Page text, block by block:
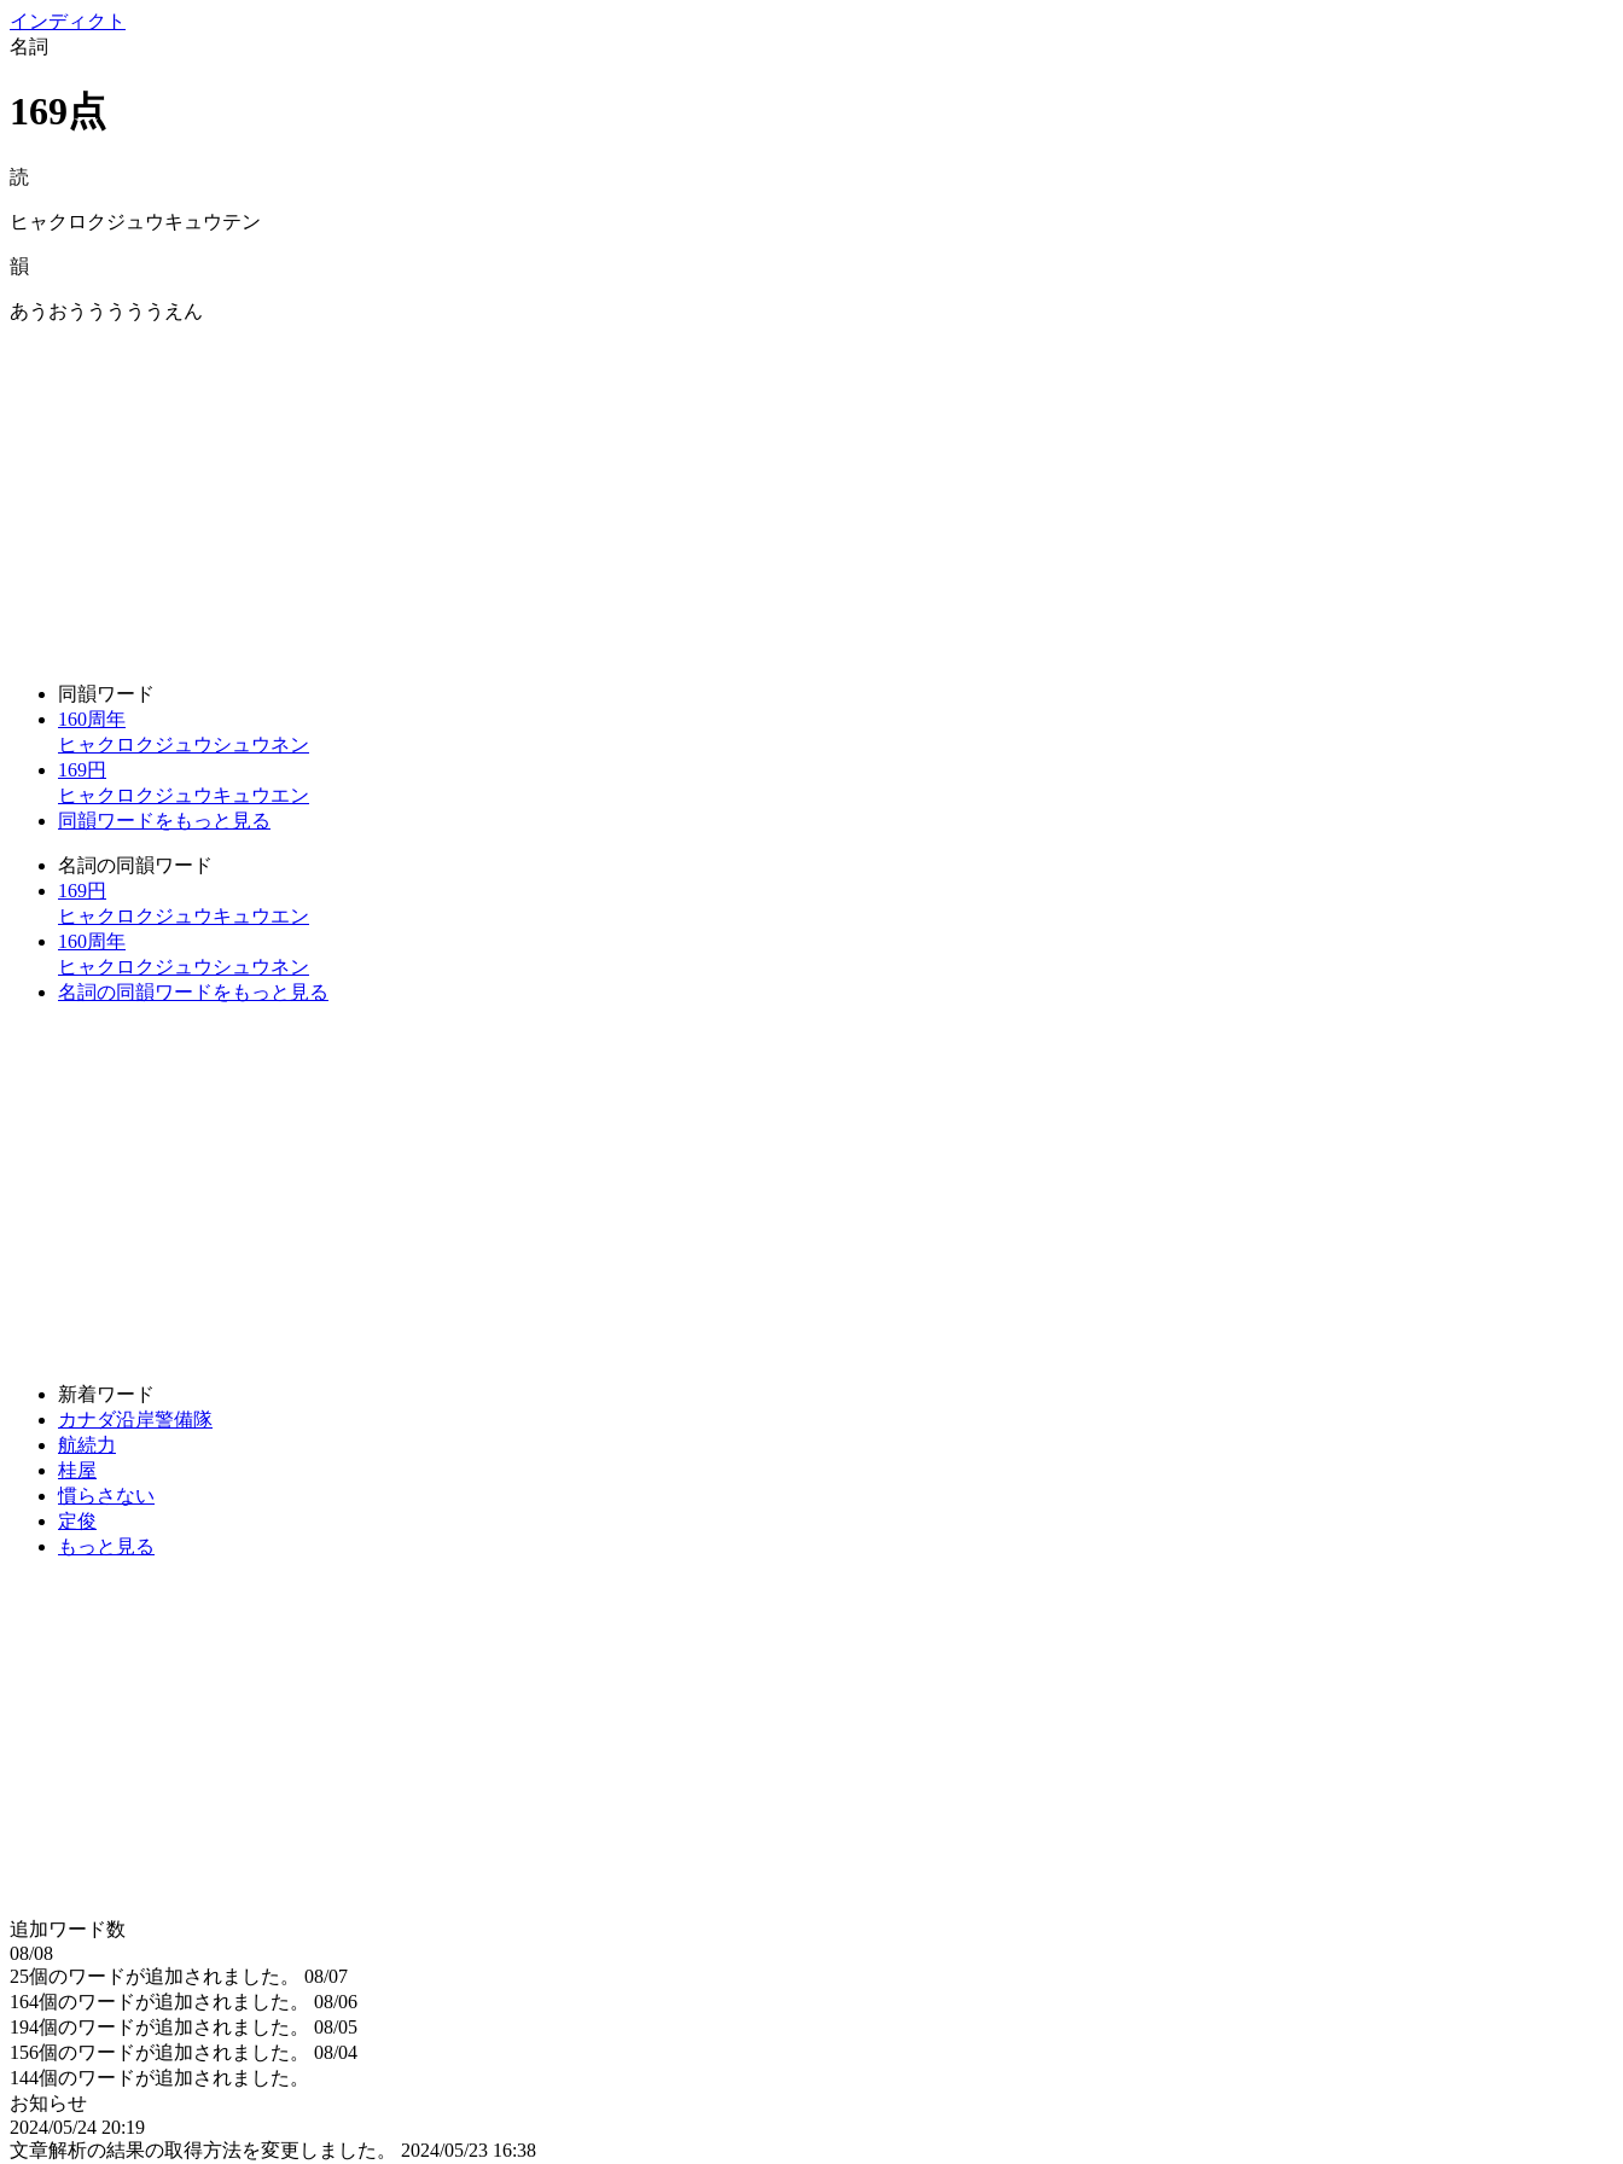
インディクト
名詞
169点
読
ヒャクロクジュウキュウテン
韻
あうおうううううえん
同韻ワード
160周年
ヒャクロクジュウシュウネン
169円
ヒャクロクジュウキュウエン
同韻ワードをもっと見る
名詞の同韻ワード
169円
ヒャクロクジュウキュウエン
160周年
ヒャクロクジュウシュウネン
名詞の同韻ワードをもっと見る
新着ワード
カナダ沿岸警備隊
航続力
桂屋
慣らさない
定俊
もっと見る
追加ワード数
08/08
25個のワードが追加されました。
08/07
164個のワードが追加されました。
08/06
194個のワードが追加されました。
08/05
156個のワードが追加されました。
08/04
144個のワードが追加されました。
お知らせ
2024/05/24 20:19
文章解析の結果の取得方法を変更しました。
2024/05/23 16:38